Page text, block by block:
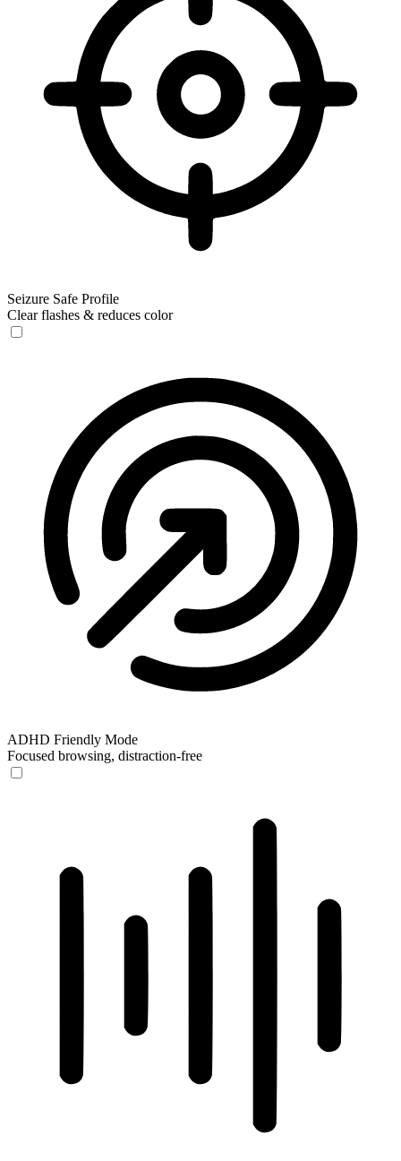
Seizure Safe Profile
Clear flashes & reduces color
ADHD Friendly Mode
Focused browsing, distraction-free